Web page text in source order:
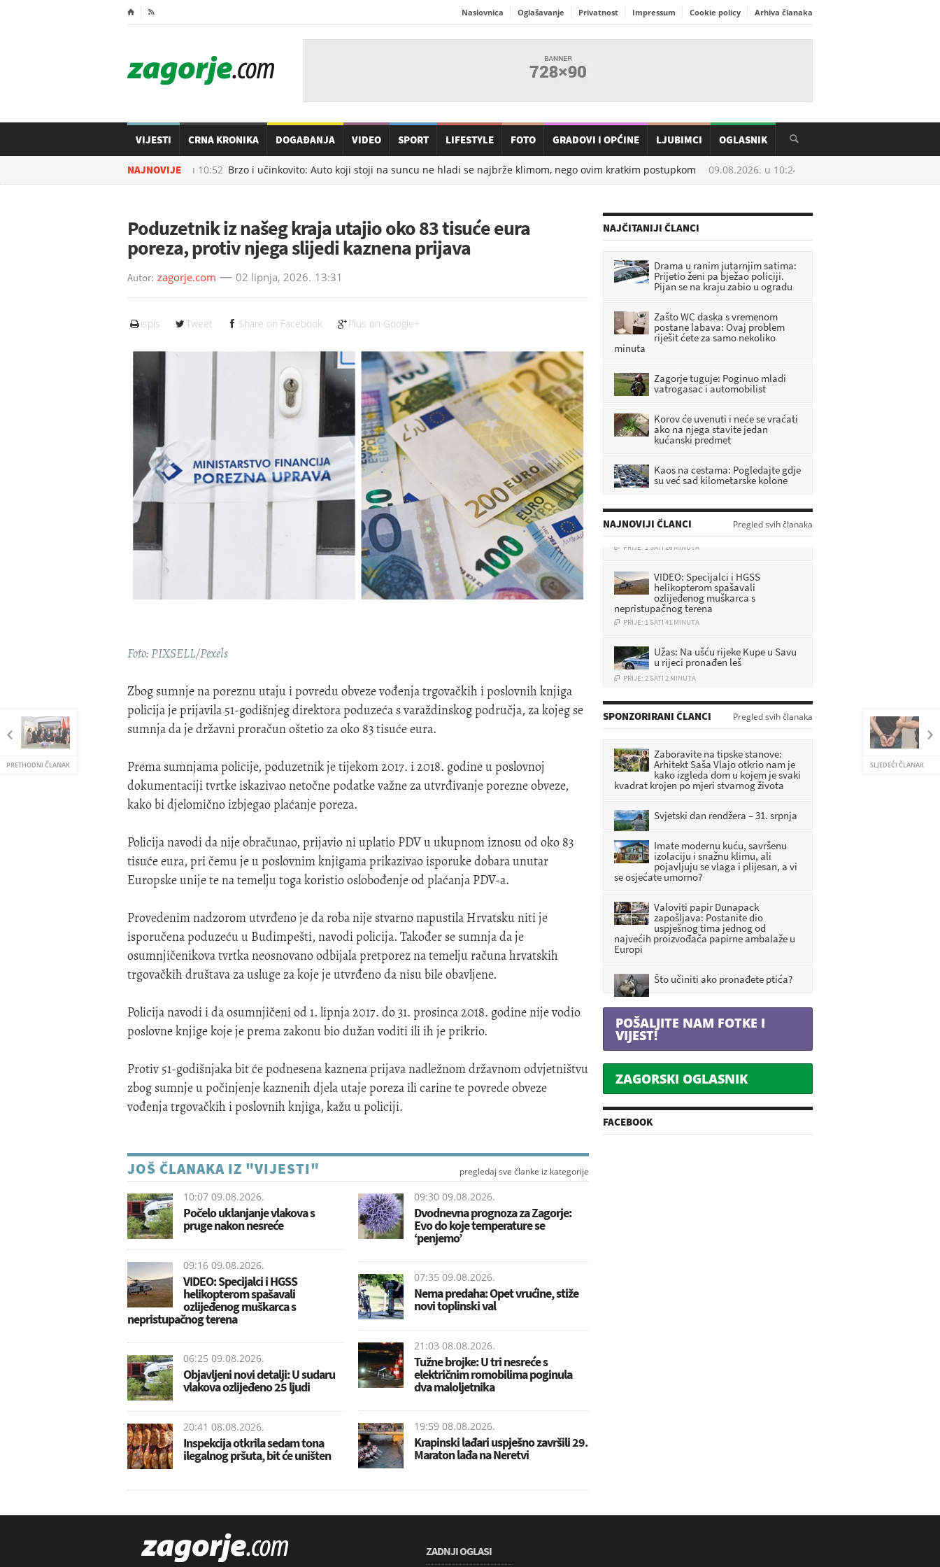
⌂  Naslovnica Oglašavanje Privatnost Impressum Cookie policy Arhiva članaka
VIJESTI CRNA KRONIKA DOGAĐANJA VIDEO SPORT LIFESTYLE FOTO GRADOVI I OPĆINE LJUBIMCI OGLASNIK
NAJNOVIJE
09.08.2026. u 10:52 Brzo i učinkovito: Auto koji stoji na suncu ne hladi se najbrže klimom, nego ovim kratkim postupkom 09.08.2026. u10:24
PRETHODNI ČLANAK SLJEDEĆI ČLANAK
Poduzetnik iz našeg kraja utajio oko 83 tisuće eura
poreza, protiv njega slijedi kaznena prijava
Autor: zagorje.com 02 lipnja, 2026. 13:31
ispis Tweet Share on Facebook Plus on Google+
Foto: PIXSELL/Pexels
Zbog sumnje na poreznu utaju i povredu obveze vođenja trgovačkih i poslovnih knjiga
policija je prijavila 51-godišnjeg direktora poduzeća s varaždinskog područja, za kojeg se
sumnja da je državni proračun oštetio za oko 83 tisuće eura.
Prema sumnjama policije, poduzetnik je tijekom 2017. i 2018. godine u poslovnoj
dokumentaciji tvrtke iskazivao netočne podatke važne za utvrđivanje porezne obveze,
kako bi djelomično izbjegao plaćanje poreza.
Policija navodi da nije obračunao, prijavio ni uplatio PDV u ukupnom iznosu od oko 83
tisuće eura, pri čemu je u poslovnim knjigama prikazivao isporuke dobara unutar
Europske unije te na temelju toga koristio oslobođenje od plaćanja PDV-a.
Provedenim nadzorom utvrđeno je da roba nije stvarno napustila Hrvatsku niti je
isporučena poduzeću u Budimpešti, navodi policija. Također se sumnja da je
osumnjičenikova tvrtka neosnovano odbijala pretporez na temelju računa hrvatskih
trgovačkih društava za usluge za koje je utvrđeno da nisu bile obavljene.
Policija navodi i da osumnjičeni od 1. lipnja 2017. do 31. prosinca 2018. godine nije vodio
poslovne knjige koje je prema zakonu bio dužan voditi ili ih je prikrio.
Protiv 51-godišnjaka bit će podnesena kaznena prijava nadležnom državnom odvjetništvu
zbog sumnje u počinjenje kaznenih djela utaje poreza ili carine te povrede obveze
vođenja trgovačkih i poslovnih knjiga, kažu u policiji.
JOŠ ČLANAKA IZ "VIJESTI" pregledaj sve članke iz kategorije
10:07 09.08.2026.
Počelo uklanjanje vlakova s
pruge nakon nesreće
09:16 09.08.2026.
VIDEO: Specijalci i HGSS
helikopterom spašavali
ozlijeđenog muškarca s
nepristupačnog terena
06:25 09.08.2026.
Objavljeni novi detalji: U sudaru
vlakova ozlijeđeno 25 ljudi
20:41 08.08.2026.
Inspekcija otkrila sedam tona
ilegalnog pršuta, bit će uništen
09:30 09.08.2026.
Dvodnevna prognoza za Zagorje:
Evo do koje temperature se
‘penjemo’
07:35 09.08.2026.
Nema predaha: Opet vrućine, stiže
novi toplinski val
21:03 08.08.2026.
Tužne brojke: U tri nesreće s
električnim romobilima poginula
dva maloljetnika
19:59 08.08.2026.
Krapinski lađari uspješno završili 29.
Maraton lađa na Neretvi
NAJČITANIJI ČLANCI
Drama u ranim jutarnjim satima:
Prijetio ženi pa bježao policiji.
Pijan se na kraju zabio u ogradu
Zašto WC daska s vremenom
postane labava: Ovaj problem
riješit ćete za samo nekoliko
minuta
Zagorje tuguje: Poginuo mladi
vatrogasac i automobilist
Korov će uvenuti i neće se vraćati
ako na njega stavite jedan
kućanski predmet
Kaos na cestama: Pogledajte gdje
su već sad kilometarske kolone
NAJNOVIJI ČLANCI Pregled svih članaka
Evo do koje temperature se
‘penjemo’
 PRIJE: 1 SATI 26 MINUTA
helikopterom spašavali
ozlijeđenog muškarca s
nepristupačnog terena
 PRIJE: 1 SATI 41 MINUTA
u rijeci pronađen leš
 PRIJE: 2 SATI 2 MINUTA
[VIDEO] SHOW U KONJŠČINI:
Načelnica zapjevala s Majom
Šuput
Počelo uklanjanje vlakova s pruge
nakon nesreće
 PRIJE: 50 MINUTA
SPONZORIRANI ČLANCI Pregled svih članaka
Zaboravite na tipske stanove:
Arhitekt Saša Vlajo otkrio nam je
kako izgleda dom u kojem je svaki
kvadrat krojen po mjeri stvarnog života
Svjetski dan rendžera – 31. srpnja
Imate modernu kuću, savršenu
izolaciju i snažnu klimu, ali
pojavljuju se vlaga i plijesan, a vi
se osjećate umorno?
Valoviti papir Dunapack
zapošljava: Postanite dio
uspješnog tima jednog od
najvećih proizvođača papirne ambalaže u
Europi
Što učiniti ako pronađete ptića?
POŠALJITE NAM FOTKE I
VIJEST!
ZAGORSKI OGLASNIK
FACEBOOK
ZADNJI OGLASI